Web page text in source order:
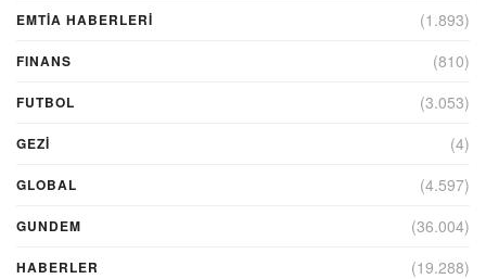
EMTIA HABERLERI (1.893)
FINANS (810)
FUTBOL (3.053)
GEZI (4)
GLOBAL (4.597)
GUNDEM (36.004)
HABERLER (19.288)